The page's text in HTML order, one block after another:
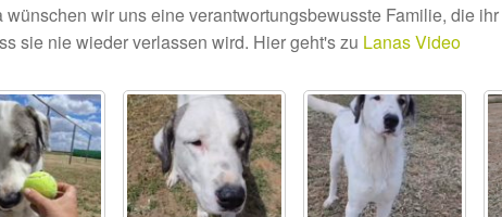
wünschen wir uns eine verantwortungsbewusste Familie, die
sie nie wieder verlassen wird. Hier geht's zu Lanas Video